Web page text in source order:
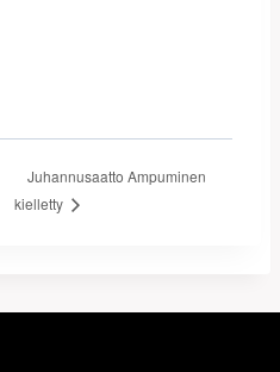
Juhannusaatto Ampuminen
kielletty